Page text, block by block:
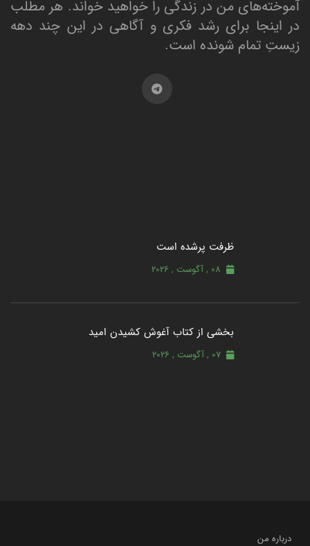
آموخته‌های من در زندگی را خواهید خواند. هر مطلب
در اینجا برای رشد فکری و آگاهی در این چند دهه
زیستِ تمام شونده است.
ظرفت پرشده‌ است
08 , آگوست , 2026
بخشی از کتاب آغوش کشیدن امید
07 , آگوست , 2026
درباره من